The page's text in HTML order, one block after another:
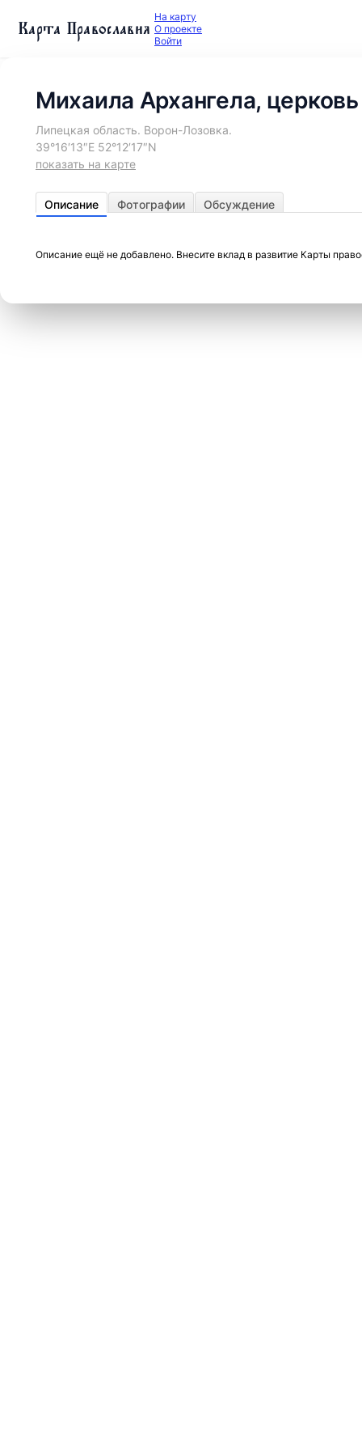
Карта Православия На карту
О проекте
Войти
Михаила Архангела, церковь
Липецкая область. Ворон-Лозовка.
39°16′13″E 52°12′17″N
показать на карте
Описание Фотографии Обсуждение
Описание ещё не добавлено. Внесите вклад в развитие Карты